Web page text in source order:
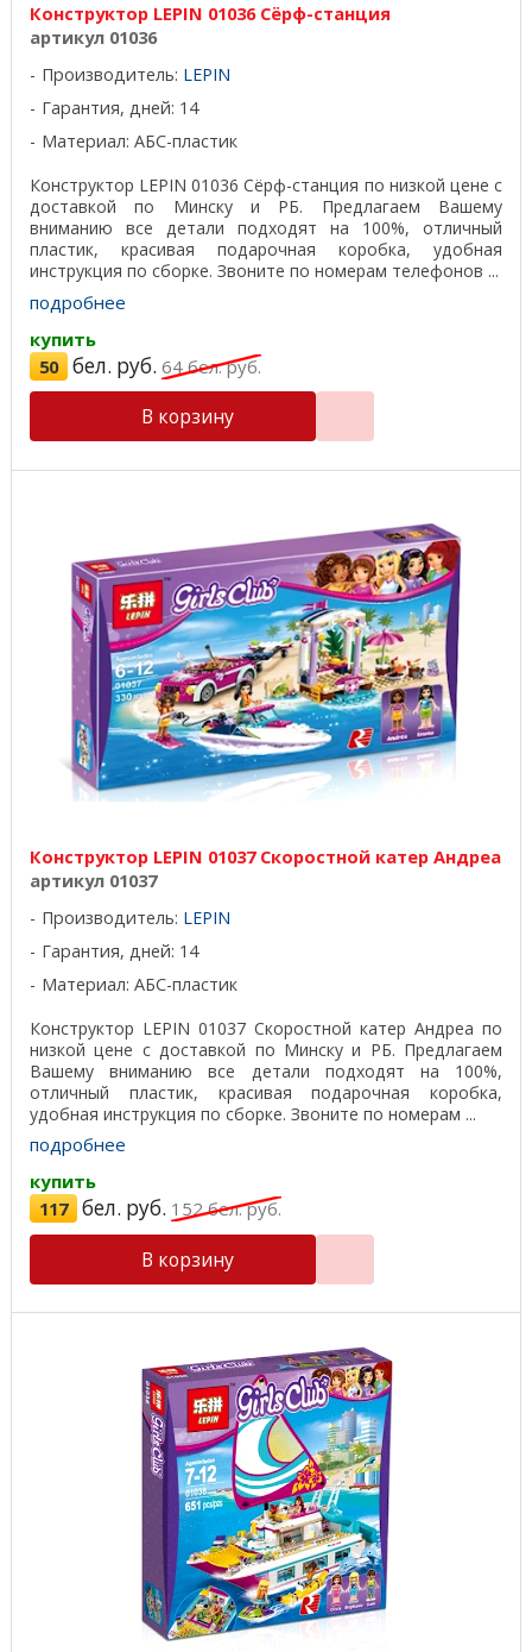
Конструктор LEPIN 01036 Сёрф-станция
артикул 01036
Производитель: LEPIN
Гарантия, дней: 14
Материал: АБС-пластик
Конструктор LEPIN 01036 Сёрф-станция по низкой цене с
доставкой по Минску и РБ. Предлагаем Вашему
вниманию все детали подходят на 100%, отличный
пластик, красивая подарочная коробка, удобная
инструкция по сборке. Звоните по номерам телефонов ...
подробнее
купить
50 бел. руб. 64бел. руб.
В корзину
Конструктор LEPIN 01037 Скоростной катер Андреа
артикул 01037
Производитель: LEPIN
Гарантия, дней: 14
Материал: АБС-пластик
Конструктор LEPIN 01037 Скоростной катер Андреа по
низкой цене с доставкой по Минску и РБ. Предлагаем
Вашему вниманию все детали подходят на 100%,
отличный пластик, красивая подарочная коробка,
удобная инструкция по сборке. Звоните по номерам ...
подробнее
купить
117 бел. руб. 152бел. руб.
В корзину